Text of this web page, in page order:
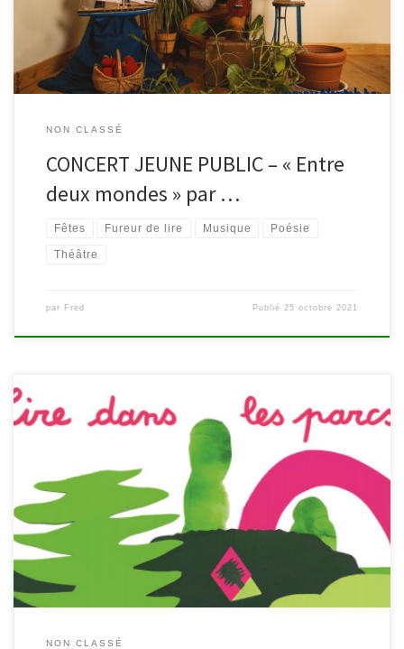
au visage de lumière… Il suffit simplement […]
NON CLASSÉ
CONCERT JEUNE PUBLIC – « Entre
deux mondes » par …
Fêtes Fureur de lire Musique Poésie
Théâtre
par Fred Publié25 octobre 2021
Retrouvez les bibliothèques de Waimes et Malmedy dans les
parcs tous les jeudis de l’été. Au programme : lectures, contes,
magie, concert jeune public, théâtre de rue… A vos yeux et vos
oreilles ! Gratuit sur inscription. 08/07 de 14 à 17h : « Lire dans les
Parcs » [contes] Séance contée […]
NON CLASSÉ